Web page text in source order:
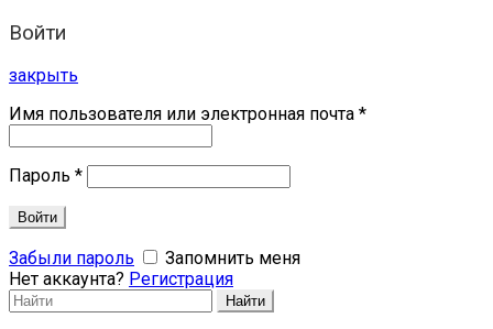
Войти
закрыть
Имя пользователя или электронная почта *
Пароль *
Войти
Забыли пароль
Запомнить меня
Нет аккаунта? Регистрация
Search
Найти